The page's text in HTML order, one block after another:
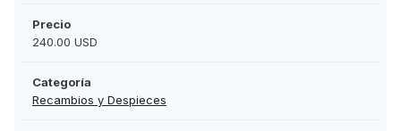
Precio
240.00 USD
Categoría
Recambios y Despieces